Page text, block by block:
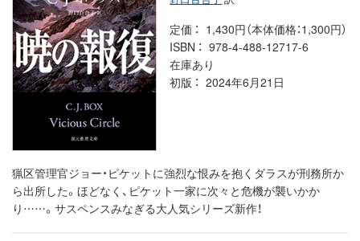
定価
1,430円（本体価格：1,300円）
ISBN
978-4-488-12717-6
在庫あり
初版
2024年6月21日
猟区管理官ジョー・ピケットに強烈な恨みを抱くダラスが刑務所か
ら出所した。ほどなく、ピケット一家に次々と危機が襲いかか
り……。サスペンスみなぎる大人気シリーズ新作！